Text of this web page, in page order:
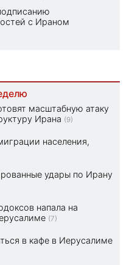
с Ираном
масштабную атаку
Ирана (9)
населения,
удары по Ирану
напала на
(7)
в кафе в Иерусалиме